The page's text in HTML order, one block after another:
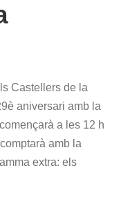
Castellers de la
aniversari amb la
a les 12 h
amb la
extra: els